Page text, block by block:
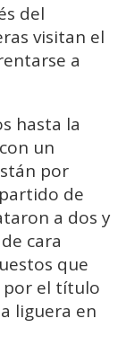
del
visitan el
a
hasta la
un
por
de
a dos y
cara
que
por el título
liguera en